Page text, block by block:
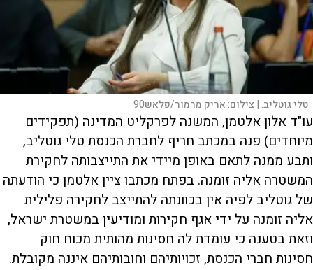
טלי גוטליב. | צילום:אריק מרמור/פלאש90
עו"ד אלון אלטמן, המשנה לפרקליט המדינה (תפקידים
מיוחדים) פנה במכתב חריף לחברת הכנסת טלי גוטליב,
ותבע ממנה לתאם באופן מיידי את התייצבותה לחקירת
המשטרה אליה זומנה. בפתח מכתבו ציין אלטמן כי הודעתה
של גוטליב לפיה אין בכוונתה להתייצב לחקירה פלילית
אליה זומנה על ידי אגף חקירות ומודיעין במשטרת ישראל,
וזאת בטענה כי עומדת לה חסינות מהותית מכוח חוק
חסינות חברי הכנסת, זכויותיהם וחובותיהם איננה מקובלת.